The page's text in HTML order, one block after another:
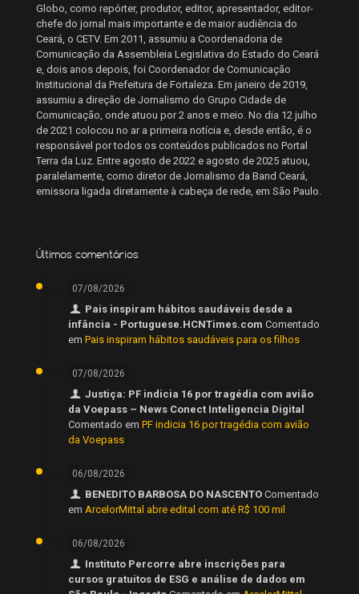
Globo, como repórter, produtor, editor, apresentador, editor-
chefe do jornal mais importante e de maior audiência do
Ceará, o CETV. Em 2011, assumiu a Coordenadoria de
Comunicação da Assembleia Legislativa do Estado do Ceará
e, dois anos depois, foi Coordenador de Comunicação
Institucional da Prefeitura de Fortaleza. Em janeiro de 2019,
assumiu a direção de Jornalismo do Grupo Cidade de
Comunicação, onde atuou por 2 anos e meio. No dia 12 julho
de 2021 colocou no ar a primeira notícia e, desde então, é o
responsável por todos os conteúdos publicados no Portal
Terra da Luz. Entre agosto de 2022 e agosto de 2025 atuou,
paralelamente, como diretor de Jornalismo da Band Ceará,
emissora ligada diretamente à cabeça de rede, em São Paulo.
Últimos comentários
07/08/2026
Pais inspiram hábitos saudáveis desde a
infância - Portuguese.HCNTimes.com Comentado
em Pais inspiram hábitos saudáveis para os filhos
07/08/2026
Justiça: PF indicia 16 por tragédia com avião
da Voepass – News Conect Inteligencia Digital
Comentado em PF indicia 16 por tragédia com avião
da Voepass
06/08/2026
BENEDITO BARBOSA DO NASCENTO Comentado
em ArcelorMittal abre edital com até R$ 100 mil
06/08/2026
Instituto Percorre abre inscrições para
cursos gratuitos de ESG e análise de dados em